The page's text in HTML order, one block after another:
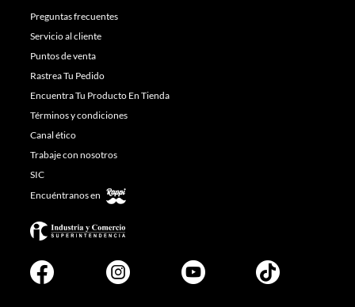
Preguntas frecuentes
Servicio al cliente
Puntos de venta
Rastrea Tu Pedido
Encuentra Tu Producto En Tienda
Términos y condiciones
Canal ético
Trabaje con nosotros
SIC
Encuéntranos en